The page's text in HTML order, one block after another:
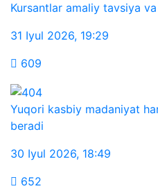
Kursantlar amaliy tavsiya
31 Iyul 2026, 19:29
609
Yuqori kasbiy madaniyat
beradi
30 Iyul 2026, 18:49
652